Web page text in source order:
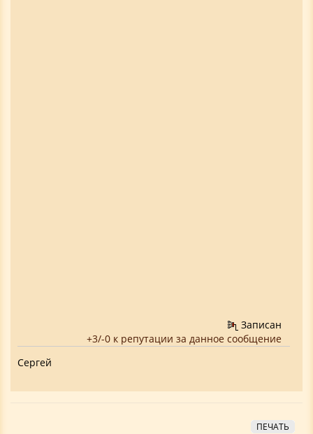
Записан
+3/-0 к репутации за данное сообщение
Сергей
ПЕЧАТЬ